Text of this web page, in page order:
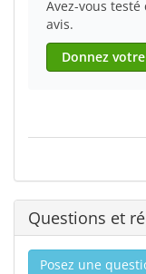
Avez-vous
avis.
Donnez
Questions et
Posez une